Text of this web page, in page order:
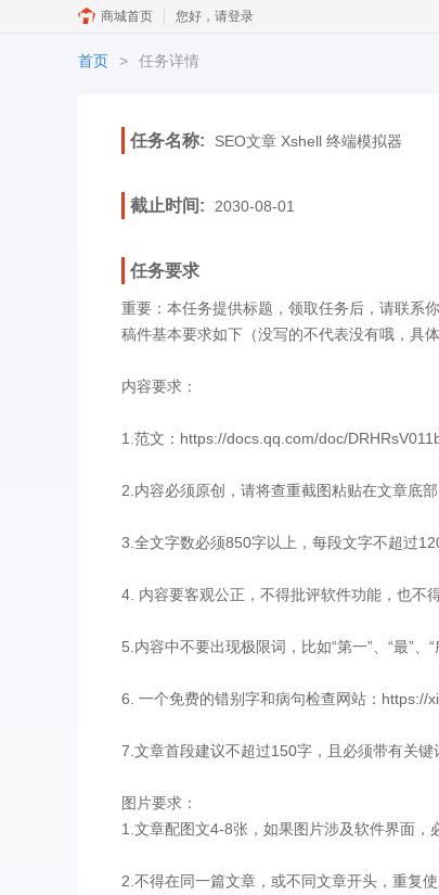
商城首页 您好，请登录
首页 > 任务详情
任务名称: SEO文章 Xshell 终端模拟器
截止时间: 2030-08-01
任务要求
重要：本任务提供标题，领取任务后，请联系
稿件基本要求如下（没写的不代表没有哦，具
内容要求：
1.范文：https://docs.qq.com/doc/
2.内容必须原创，请将查重截图粘贴在文章底
3.全文字数必须850字以上，每段文字不超过
4. 内容要客观公正，不得批评软件功能，也不
5.内容中不要出现极限词，比如“第一”、“最”、
6. 一个免费的错别字和病句检查网站：
7.文章首段建议不超过150字，且必须带有关
图片要求：
1.文章配图文4-8张，如果图片涉及软件界面，
2.不得在同一篇文章，或不同文章开头，重复使